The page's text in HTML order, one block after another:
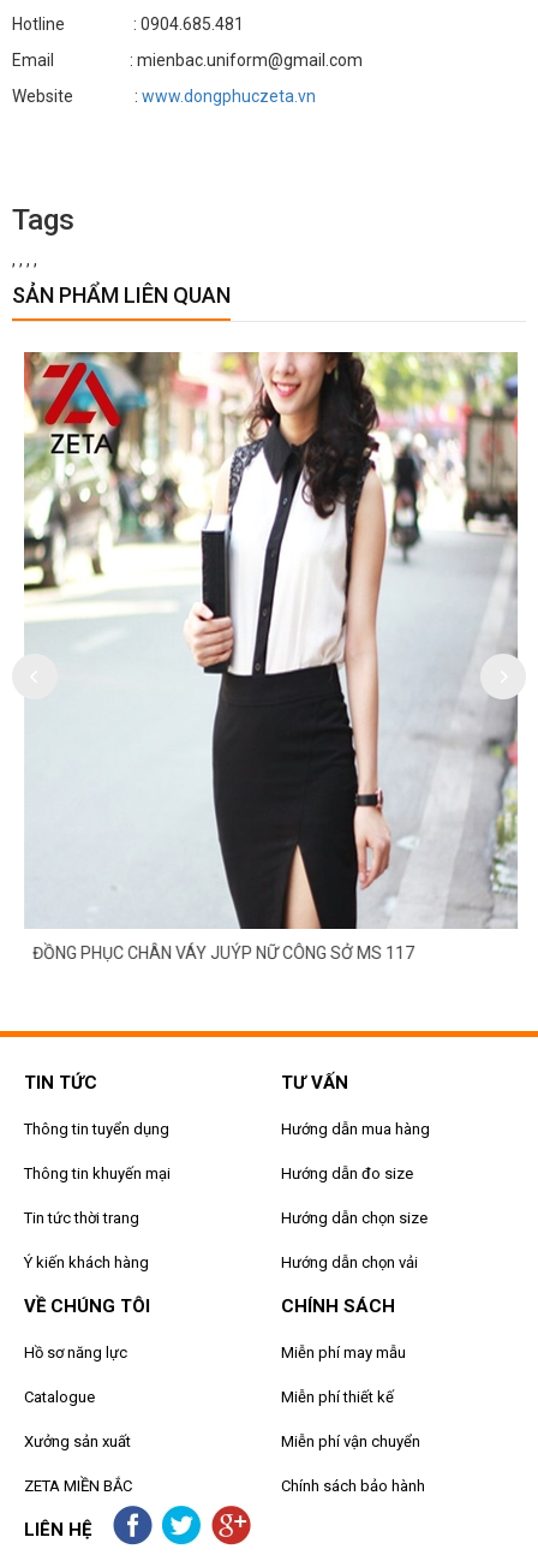
Hotline : 0904.685.481
Email : mienbac.uniform@gmail.com
Website : www.dongphuczeta.vn
Tags
, , , ,
SẢN PHẨM LIÊN QUAN
ĐỒNG PHỤC CHÂN VÁY JUÝP NỮ CÔNG SỞ MS 117
TIN TỨC
Thông tin tuyển dụng
Thông tin khuyến mại
Tin tức thời trang
Ý kiến khách hàng
TƯ VẤN
Hướng dẫn mua hàng
Hướng dẫn đo size
Hướng dẫn chọn size
Hướng dẫn chọn vải
VỀ CHÚNG TÔI
Hồ sơ năng lực
Catalogue
Xưởng sản xuất
ZETA MIỀN BẮC
CHÍNH SÁCH
Miễn phí may mẫu
Miễn phí thiết kế
Miễn phí vận chuyển
Chính sách bảo hành
LIÊN HỆ